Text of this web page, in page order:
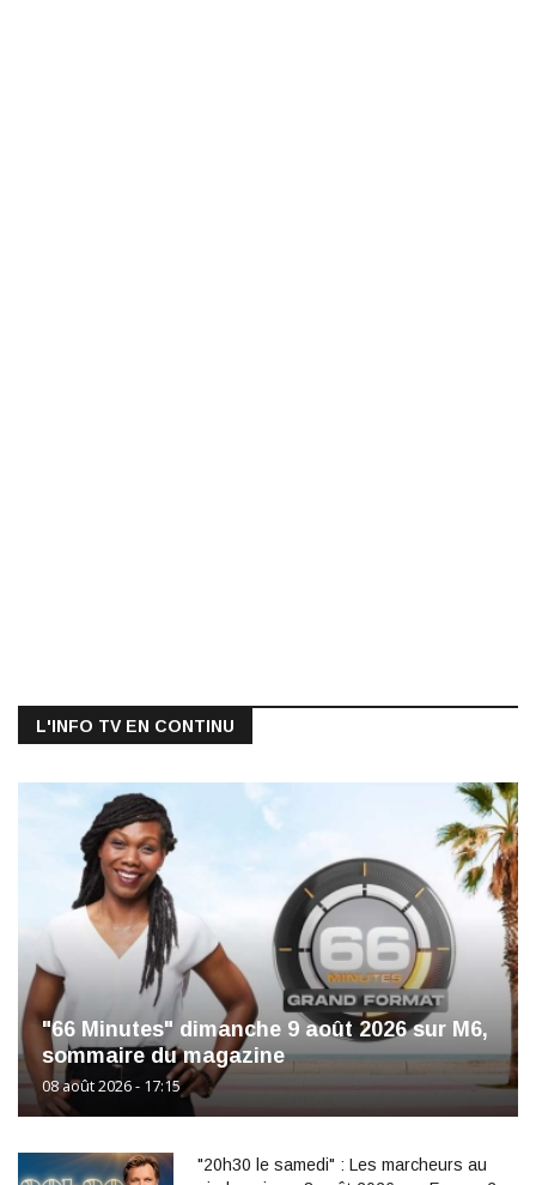
L'INFO TV EN CONTINU
"66 Minutes" dimanche 9 août 2026 sur M6,
sommaire du magazine
08 août 2026 - 17:15
"20h30 le samedi" : Les marcheurs au